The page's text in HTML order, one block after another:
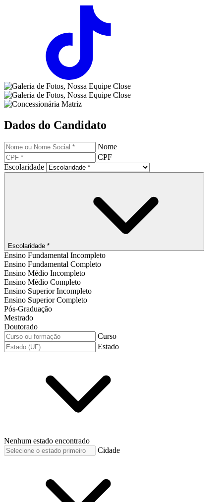
Dados do Candidato
Nome
CPF
Escolaridade
Escolaridade *
Ensino Fundamental Incompleto
Ensino Fundamental Completo
Ensino Médio Incompleto
Ensino Médio Completo
Ensino Superior Incompleto
Ensino Superior Completo
Pós-Graduação
Mestrado
Doutorado
Curso
Estado
Nenhum estado encontrado
Cidade